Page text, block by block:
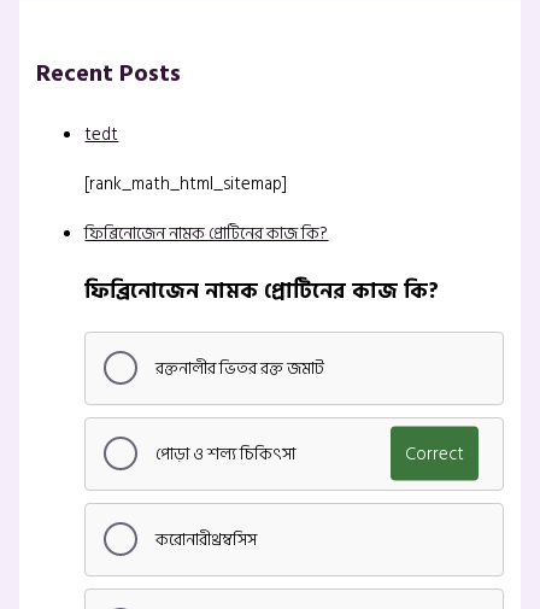
Recent Posts
tedt
[rank_math_html_sitemap]
ফিব্রিনোজেন নামক প্রোটিনের কাজ কি?
ফিব্রিনোজেন নামক প্রোটিনের কাজ কি?
রক্তনালীর ভিতর রক্ত জমাট
পোড়া ও শল্য চিকিৎসা Correct
করোনারীথ্রম্বসিস